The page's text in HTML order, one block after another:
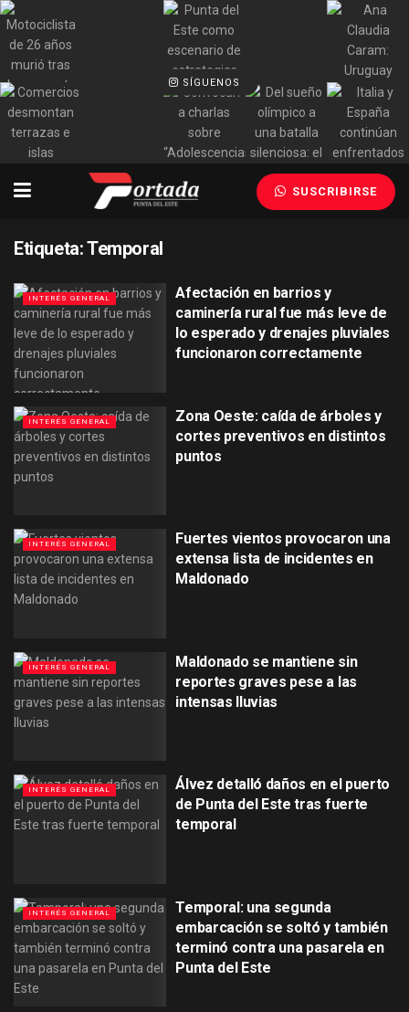
SÍGUENOS
SUSCRIBIRSE
Etiqueta:Temporal
INTERÉS GENERAL
Afectación en barrios y
caminería rural fue más leve de
lo esperado y drenajes pluviales
funcionaron correctamente
INTERÉS GENERAL
Zona Oeste: caída de árboles y
cortes preventivos en distintos
puntos
INTERÉS GENERAL
Fuertes vientos provocaron una
extensa lista de incidentes en
Maldonado
INTERÉS GENERAL
Maldonado se mantiene sin
reportes graves pese a las
intensas lluvias
INTERÉS GENERAL
Álvez detalló daños en el puerto
de Punta del Este tras fuerte
temporal
INTERÉS GENERAL
Temporal: una segunda
embarcación se soltó y también
terminó contra una pasarela en
Punta del Este